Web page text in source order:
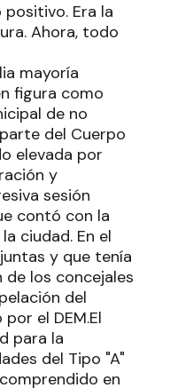
Era la
Ahora, todo
mayoría
figura como
de no
del Cuerpo
elevada por
y
sesión
contó con la
ciudad. En el
y que tenía
de los concejales
del
el DEM.El
para la
del Tipo "A"
en